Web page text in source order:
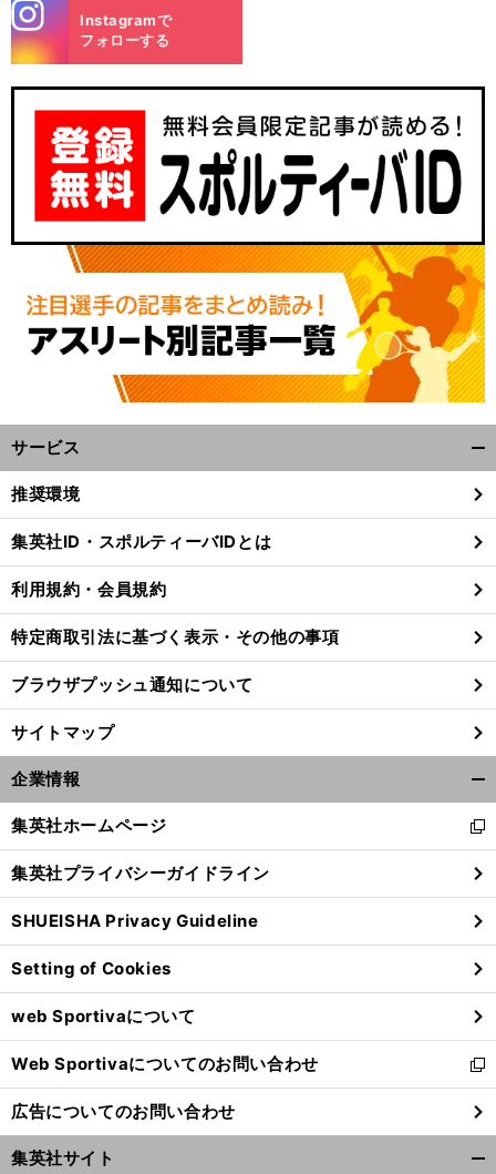
前
へ
m
Instagramで
フォローする
サービス
閉
る
推奨環境
集英社ID・スポルティーバIDとは
利用規約・会員規約
特定商取引法に基づく表示・その他の事項
ブラウザプッシュ通知について
サイトマップ
企業情報
閉
る
集英社ホームページ
新
し
い
ウ
ィ
ン
ド
ウ
で
開
く
集英社プライバシーガイドライン
SHUEISHA Privacy Guideline
Setting of Cookies
web Sportivaについて
Web Sportivaについてのお問い合わせ
新
し
い
ウ
ィ
広告についてのお問い合わせ
集英社サイト